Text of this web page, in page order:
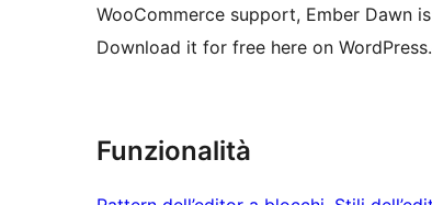
WooCommerce support, Ember Dawn
Download it for free here on
Funzionalità